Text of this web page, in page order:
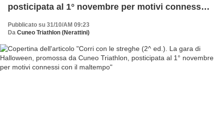
posticipata al 1° novembre per motivi connessi
Pubblicato su 31/10/AM 09:23
Da Cuneo Triathlon (Nerattini)